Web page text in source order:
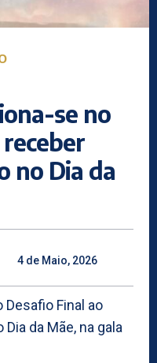
se no
no Dia da
4 de Maio, 2026
Final ao
da Mãe, na gala